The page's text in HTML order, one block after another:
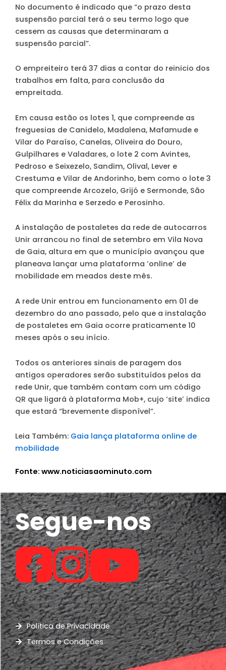
No documento é indicado que “o prazo desta
suspensão parcial terá o seu termo logo que
cessem as causas que determinaram a
suspensão parcial”.
O empreiteiro terá 37 dias a contar do reinicio dos
trabalhos em falta, para conclusão da
empreitada.
Em causa estão os lotes 1, que compreende as
freguesias de Canidelo, Madalena, Mafamude e
Vilar do Paraíso, Canelas, Oliveira do Douro,
Gulpilhares e Valadares, o lote 2 com Avintes,
Pedroso e Seixezelo, Sandim, Olival, Lever e
Crestuma e Vilar de Andorinho, bem como o lote 3
que compreende Arcozelo, Grijó e Sermonde, São
Félix da Marinha e Serzedo e Perosinho.
A instalação de postaletes da rede de autocarros
Unir arrancou no final de setembro em Vila Nova
de Gaia, altura em que o município avançou que
planeava lançar uma plataforma ‘online’ de
mobilidade em meados deste mês.
A rede Unir entrou em funcionamento em 01 de
dezembro do ano passado, pelo que a instalação
de postaletes em Gaia ocorre praticamente 10
meses após o seu início.
Todos os anteriores sinais de paragem dos
antigos operadores serão substituídos pelos da
rede Unir, que também contam com um código
QR que ligará à plataforma Mob+, cujo ‘site’ indica
que estará “brevemente disponível”.
Leia Também: Gaia lança plataforma online de
mobilidade
Fonte: www.noticiasaominuto.com
Segue-nos
Política de Privacidade
Termos e Condições